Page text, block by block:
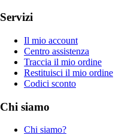
Servizi
Il mio account
Centro assistenza
Traccia il mio ordine
Restituisci il mio ordine
Codici sconto
Chi siamo
Chi siamo?